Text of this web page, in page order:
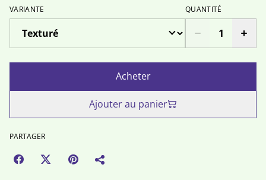
VARIANTE QUANTITÉ
Acheter
Ajouter au panier
PARTAGER